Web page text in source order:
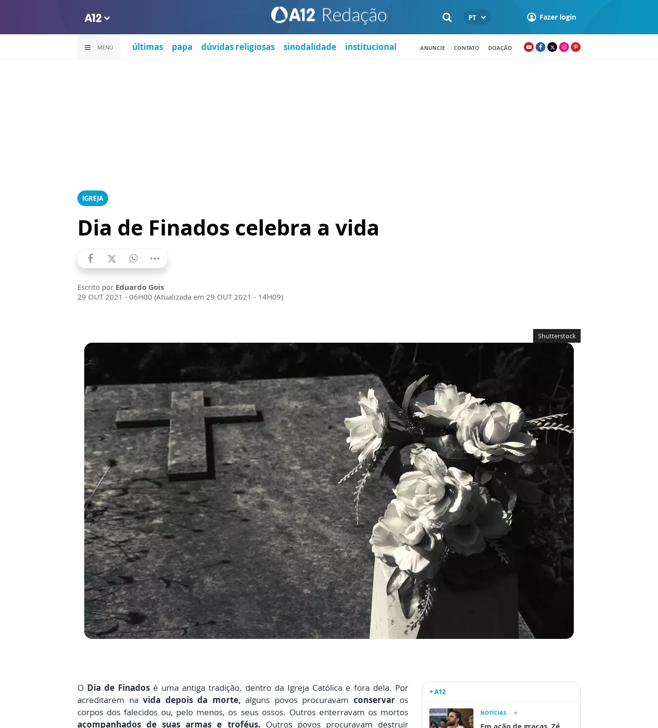
PT Fazer login
MENU últimas papa dúvidas religiosas sinodalidade institucional ANUNCIE CONTATO DOAÇÃO
IGREJA
Dia de Finados celebra a vida
Escrito por Eduardo Gois
29 OUT 2021 - 06H00 (Atualizada em 29 OUT 2021 - 14H09)
Shutterstock
O Dia de Finados é uma antiga tradição, dentro da Igreja Católica e fora dela. Por
acreditarem na vida depois da morte, alguns povos procuravam conservaros
corpos dos falecidos ou, pelo menos, os seus ossos. Outros enterravam os mortos
acompanhados de suas armas e troféus. Outros povos procuravam destruir
+ A12
NOTÍCIAS
Em ação de graças, Zé